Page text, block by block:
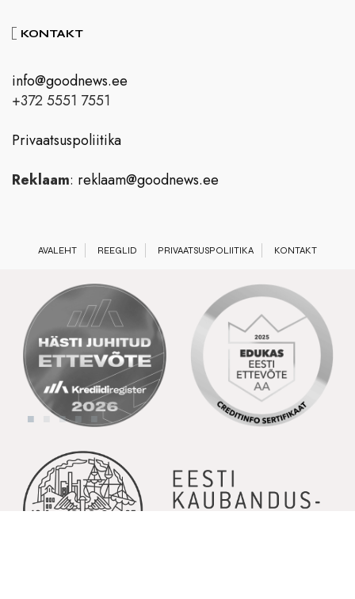
KONTAKT
info@goodnews.ee
+372 5551 7551
Privaatsuspoliitika
Reklaam: reklaam@goodnews.ee
AVALEHT REEGLID PRIVAATSUSPOLIITIKA KONTAKT